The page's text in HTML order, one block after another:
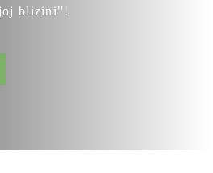
blizini"!